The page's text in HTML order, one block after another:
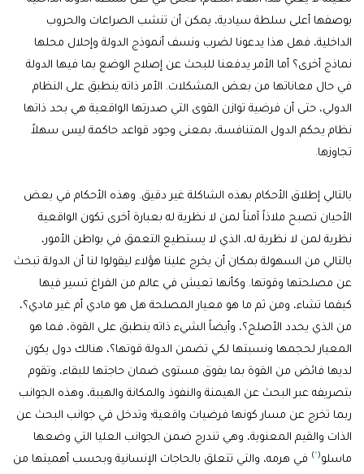
بوصفها أعلى سلطة سيادية، يمكن أن تنشب الصراعات والحروب
الداخلية، فهل هذا يدعونا لضرب ونسف أنموذج الدولة وإحلال محلها
نماذج أخرى؟ أما الأمر يدفعنا للبحث عن إصلاح الوضع بما فيها الدولة
في حال معاناتها من بعض المشكلات. الأمر ذاته ينطبق على النظام
الدولي، حتى أن فرضية توازن القوى التي صدرتها الواقعية هي بحد ذاتها
نظام يحكم الدول المتنافسة، بمعنى وجود قواعد حاكمة ليس سهلاً
تجاوزها.
بالتالي إطلاق الأحكام بهذه الشاكلة غير دقيق. وهذه الأحكام في بعض
الأحيان تصبح ملاذاً آمناً لمن لا نظرية له بعبارة أخرى تكون الواقعية
نظرية لمن لا نظرية له، الذي لا يستطيع التعمق في بواطن الأمور،
بالتالي من السهولة بمكان أن يخرج علينا هؤلاء ليقولوا لنا أن الدولة تبحث
عن مصلحتها وقوتها. وكأنها تعيش في عالم من الفراغ تسير فيها
كيفما تشاء، ومن ثم ما هو معيار المصلحة هل هو مادي أم غير مادي؟،
من الذي يحدد الأصلح؟، وأيضاً الشيء ذاته ينطبق على القوة، فما هو
المعيار لحجمها ونسبتها لكي تضمن الدولة قوتها؟، هنالك دول يكون
لديها فائض من القوة بما يفوق مستوى ضمان حاجتها للبقاء، وتقوم
بتصريفه عبر البحث عن الهيمنة والنفوذ والمكانة والهيبة، وهذه الجوانب
ربما تخرج عن مسار كونها فرضيات واقعية؛ وتدخل في جوانب البحث عن
الذات والقيم المعنوية، وهي تندرج ضمن الجوانب العليا التي وضعها
ماسلو(
*
) في هرمه، والتي تتعلق بالحاجات الإنسانية وبحسب أهميتها من